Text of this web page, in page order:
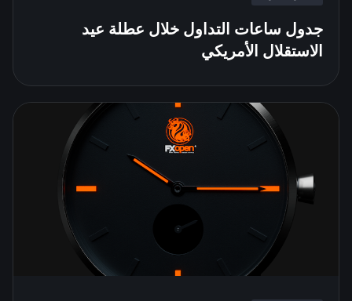
جدول ساعات التداول خلال عطلة عيد
الاستقلال الأمريكي